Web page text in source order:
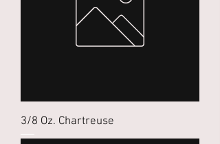
3/8 Oz. Chartreuse